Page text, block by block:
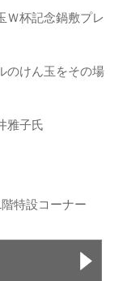
Ｗ杯記念鍋敷プレ
のけん玉をその場
雅子氏
特設コーナー